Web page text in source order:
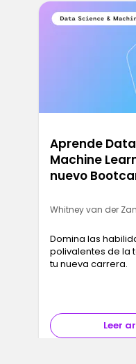
Aprende
Machine
nuevo
Whitney van der
Domina las
polivalentes de la
tu nueva carrera.
Leer